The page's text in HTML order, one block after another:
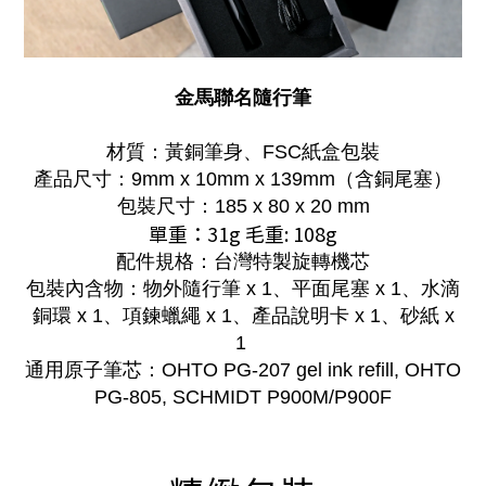
金馬聯名 隨行筆
材質：黃銅筆身、FSC紙盒包裝
產品尺寸：9mm x 10mm x 139mm（含銅尾塞）
包裝尺寸：185 x 80 x 20 mm
單重：31g 毛重: 108g
配件規格：台灣特製旋轉機芯
包裝內含物：物外隨行筆 x 1、平面尾塞 x 1、水滴
銅環 x 1、 項鍊蠟繩 x 1、產品說明卡 x 1、砂紙 x
1
通用原子筆芯：OHTO PG-207 gel ink refill, OHTO
PG-805, SCHMIDT P900M/P900F